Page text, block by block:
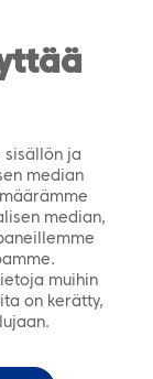
sisällön ja
median
median,
muihin
on kerätty,
FI SV